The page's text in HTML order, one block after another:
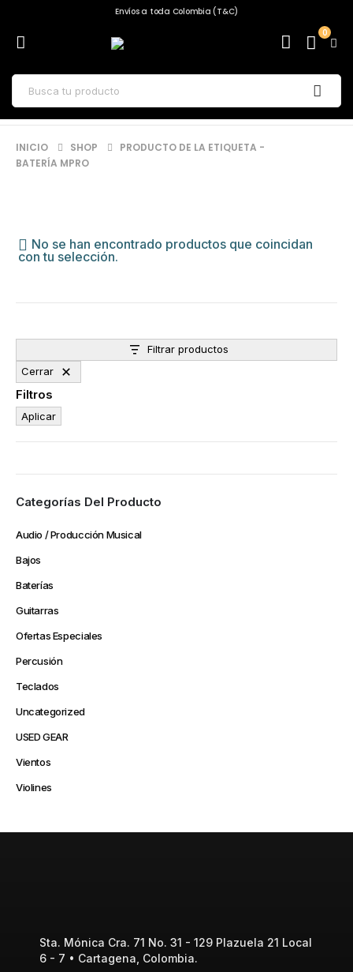
Envíos a toda Colombia (T&C)
0
INICIO SHOP
PRODUCTO DE LA ETIQUETA -
BATERÍA MPRO
No se han encontrado productos que coincidan
con tu selección.
Filtrar productos
Cerrar
Filtros
Aplicar
Categorías Del Producto
Audio / Producción Musical
Bajos
Baterías
Guitarras
Ofertas Especiales
Percusión
Teclados
Uncategorized
USED GEAR
Vientos
Violines
Sta. Mónica Cra. 71 No. 31 - 129 Plazuela 21 Local
6 - 7 • Cartagena, Colombia.